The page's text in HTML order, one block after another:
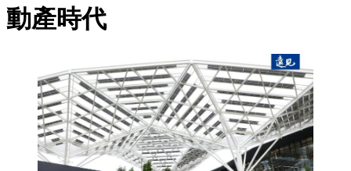
動產時代